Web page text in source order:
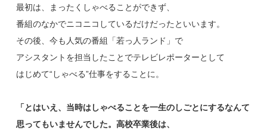
最初は、まったくしゃべることができず、
番組のなかでニコニコしているだけだったといいます。
その後、今も人気の番組「若っ人ランド」で
アシスタントを担当したことでテレビレポーターとして
はじめて“しゃべる”仕事をすることに。
「とはいえ、当時はしゃべることを一生のしごとにするなんて
思ってもいませんでした。高校卒業後は、